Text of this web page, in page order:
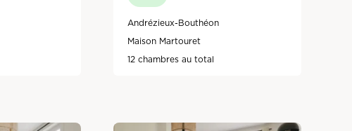
Andrézieux-Bouthéon
Maison Martouret
12 chambres au total